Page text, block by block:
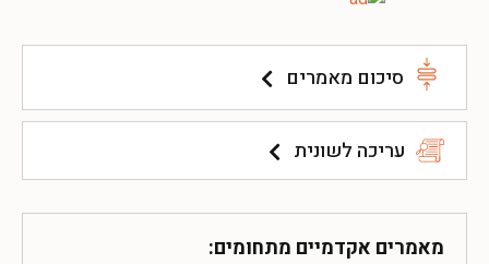
סיכום מאמרים
עריכה לשונית
מאמרים אקדמיים מתחומים: